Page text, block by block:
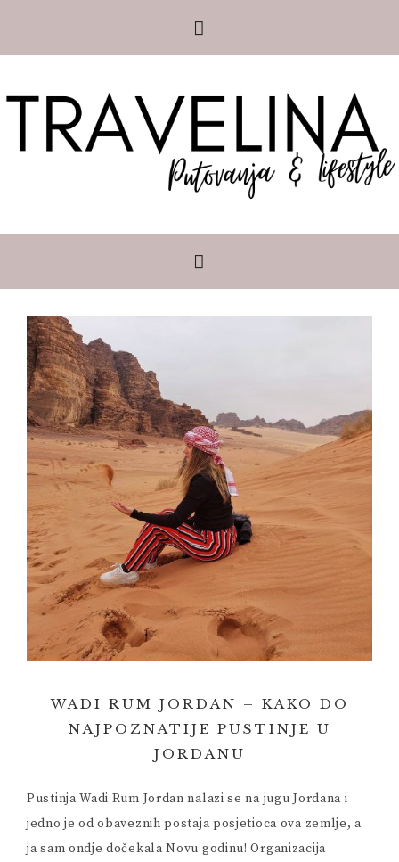
WADI RUM JORDAN – KAKO DO
NAJPOZNATIJE PUSTINJE U
JORDANU
Pustinja Wadi Rum Jordan nalazi se na jugu Jordana i
jedno je od obaveznih postaja posjetioca ova zemlje, a
ja sam ondje dočekala Novu godinu! Organizacija